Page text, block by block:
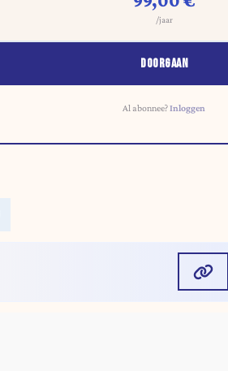
/jaar
DOORGAAN
Al abonnee?Inloggen